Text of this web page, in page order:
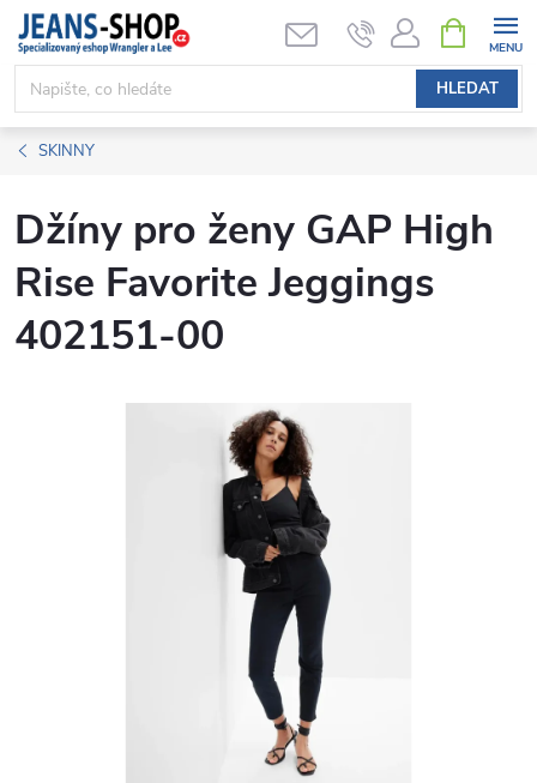
Přejít
obsah
HLEDAT
NÁKUPNÍ
KOŠÍK
SKINNY
Džíny pro ženy GAP High
Rise Favorite Jeggings
402151-00